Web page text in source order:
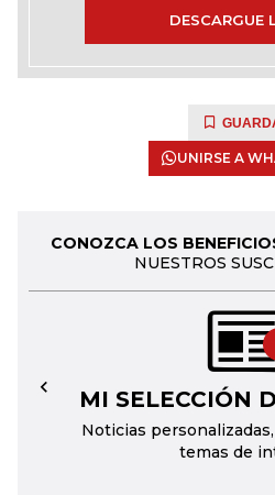
DESCARGUE
UNIRSE A
CONOZCA LOS
NUESTROS
MI SELECCIÓN
Noticias
temas de
←